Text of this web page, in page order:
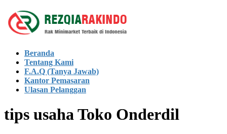
Skip
to
the
Skip
to
the
Beranda
Tentang Kami
F.A.Q (Tanya Jawab)
Kantor Pemasaran
Ulasan Pelanggan
tips usaha Toko Onderdil